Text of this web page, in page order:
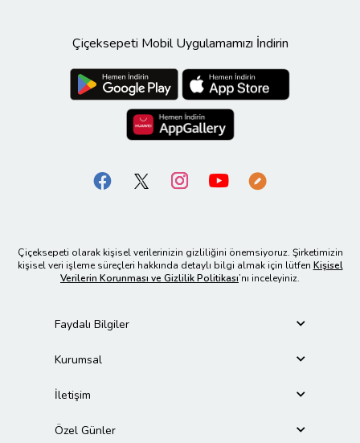
Çiçeksepeti Mobil Uygulamamızı İndirin
Çiçeksepeti olarak kişisel verilerinizin gizliliğini önemsiyoruz. Şirketimizin
kişisel veri işleme süreçleri hakkında detaylı bilgi almak için lütfen Kişisel
Verilerin Korunması ve Gizlilik Politikası’nı inceleyiniz.
Faydalı Bilgiler
Kurumsal
İletişim
Özel Günler